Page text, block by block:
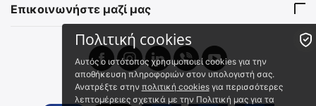
€16.41
(χωρίς ΦΠΑ) €6.05(χωρίς ΦΠΑ)
🖍
5% Έκπτωση μαζί με IFAK
✔
Επικοινωνήστε μαζί μας
Πολιτική cookies
Αυτός ο ιστότοπος χρησιμοποιεί cookies για την
αποθήκευση πληροφοριών στον υπολογιστή σας.
Ανατρέξτε στην πολιτική cookiesγια περισσότερες
λεπτομέρειες σχετικά με την Πολιτική μας για τα